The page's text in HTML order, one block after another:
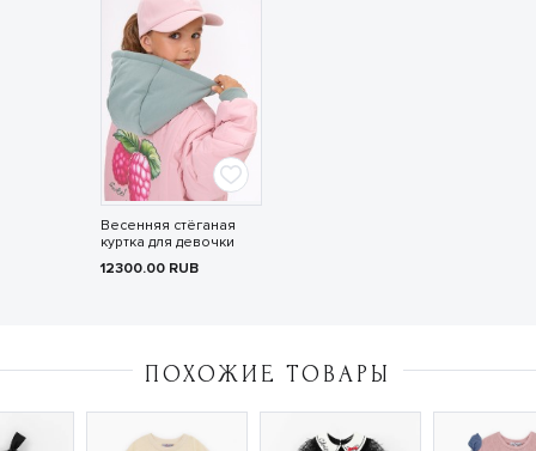
Весенняя стёганая
куртка для девочки
12300.00 RUB
ПОХОЖИЕ ТОВАРЫ